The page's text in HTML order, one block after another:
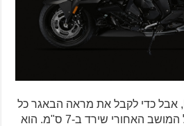
הבסיס הוא ה-K1600GT, אבל כדי לקבל את מראה הבאגר כל
יחידת הזנב הונמכה, כולל המושב האחורי שירד ב-7 ס"מ. הוא